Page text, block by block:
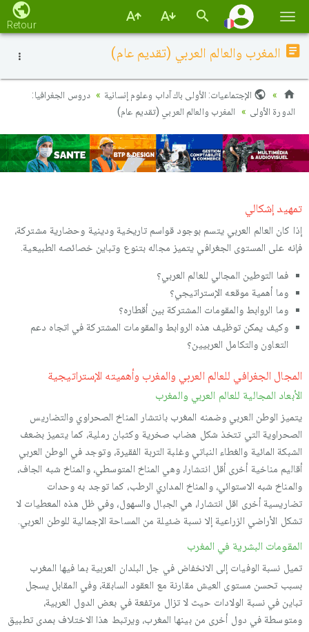
la
Retour
المغرب والعالم العربي (تقديم عام)
الإجتماعيات: الأولى باك آداب وعلوم إنسانية
دروس الجغرافيا:
الدورة الأولى
المغرب والعالم العربي (تقديم عام)
تمهيد إشكالي
إذا كان العالم العربي يتسم بوجود قواسم تاريخية ودينية وحضارية مشتركة،
فإنه على المستوى الجغرافي يتميز مجاله بتنوع وتباين خصائصه الطبيعية.
فما التوطين المجالي للعالم العربي؟
وما أهمية موقعه الإستراتيجي؟
وما الروابط والمقومات المشتركة بين أقطاره؟
وكيف يمكن توظيف هذه الروابط والمقومات المشتركة في اتجاه دعم
التعاون والتكامل العربيين؟
المجال الجغرافي للعالم العربي والمغرب وأهميته الإستراتيجية
الأبعاد المجالية للعالم العربي والمغرب
يتميز الوطن العربي وضمنه المغرب بانتشار المناخ الصحراوي والتضاريس
الصحراوية التي تتخذ شكل هضاب صخرية وكثبان رملية، كما يتميز بضعف
الشبكة المائية والغطاء النباتي وغلبة التربة الفقيرة، وتوجد في الوطن العربي
أقاليم مناخية أخرى أقل انتشارا، وهي المناخ المتوسطي، والمناخ شبه الجاف،
والمناخ شبه الاستوائي، والمناخ المداري الرطب، كما توجد به وحدات
تضاريسية أخرى اقل انتشارا، هي الجبال والسهول، وفي ظل هذه المعطيات لا
تشكل الأراضي الزراعية إلا نسبة ضئيلة من المساحة الإجمالية للوطن العربي.
المقومات البشرية في المغرب
تميل نسبة الوفيات إلى الانخفاض في جل البلدان العربية بما فيها المغرب
بسبب تحسن مستوى العيش مقارنة مع العقود السابقة، وفي المقابل يسجل
تباين في نسبة الولادات حيث لا تزال مرتفعة في بعض الدول العربية،
ومتوسطة في دول أخرى من بينها المغرب، ويرتبط هذا الاختلاف بمدى تطبيق